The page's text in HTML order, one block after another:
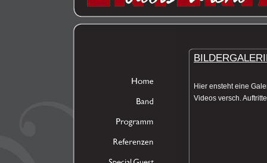
Hier ensteht eine
Videos versch.